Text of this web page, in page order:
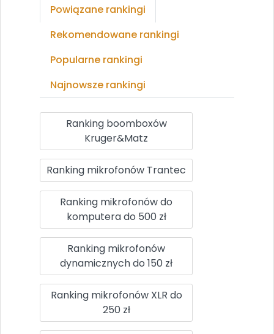
Powiązane rankingi
Rekomendowane rankingi
Popularne rankingi
Najnowsze rankingi
Ranking boomboxów
Kruger&Matz
Ranking mikrofonów Trantec
Ranking mikrofonów do
komputera do 500 zł
Ranking mikrofonów
dynamicznych do 150 zł
Ranking mikrofonów XLR do
250 zł